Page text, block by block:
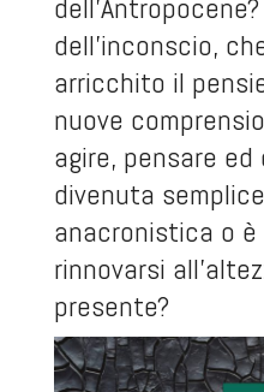
dell’inconscio,
arricchito il
nuove
agire, pensare ed
divenuta
anacronistica o è
rinnovarsi
presente?